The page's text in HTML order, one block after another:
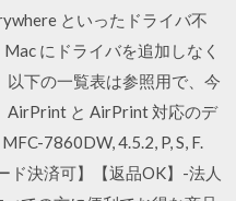
といったドライバ不
にドライバを追加しなく
下の一覧表は参照用で、今
AirPrint と AirPrint 対応のデ
7860DW, 4.5.2, P, S, F.
ド決済可】【返品OK】-法人